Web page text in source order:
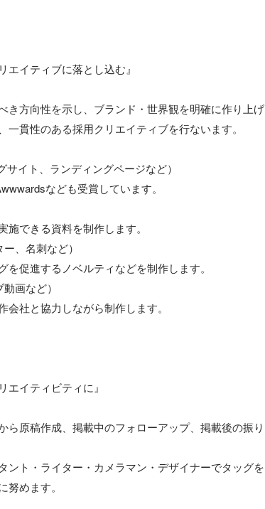
エイティブに落とし込む』
き方向性を示し、ブランド・世界観を明確に作り上げ
貫性のある採用クリエイティブを行ないます。
イト、ランディングページなど）
なども受賞しています。
できる資料を制作します。
、名刺など）
促進するノベルティなどを制作します。
画など）
社と協力しながら制作します。
エイティビティに』
原稿作成、掲載中のフォローアップ、掲載後の振り
ト・ライター・カメラマン・デザイナーでタッグを
めます。